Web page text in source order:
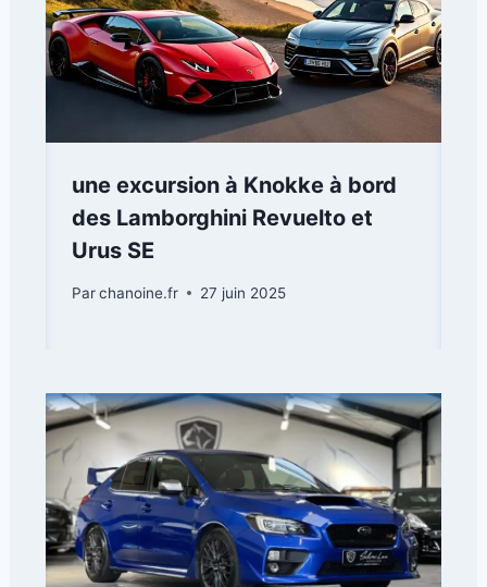
une excursion à Knokke à bord
des Lamborghini Revuelto et
Urus SE
Parchanoine.fr 27 juin 2025